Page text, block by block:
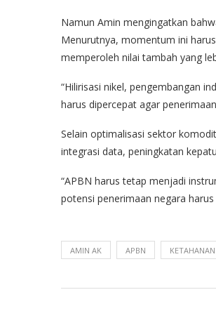
Namun Amin mengingatkan
Menurutnya, momentum ini
memperoleh nilai tambah yang
“Hilirisasi nikel, pengembangan
harus dipercepat agar
Selain optimalisasi sektor
integrasi data, peningkatan
“APBN harus tetap menjadi
potensi penerimaan negara
AMIN AK APBN KETAHANAN